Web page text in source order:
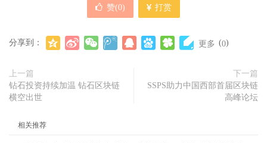
赞(0) 打赏
分享到： 更多 (0)
上一篇
钻石投资持续加温 钻石区块链
横空出世
下一篇
SSPS助力中国西部首届区块链
高峰论坛
相关推荐